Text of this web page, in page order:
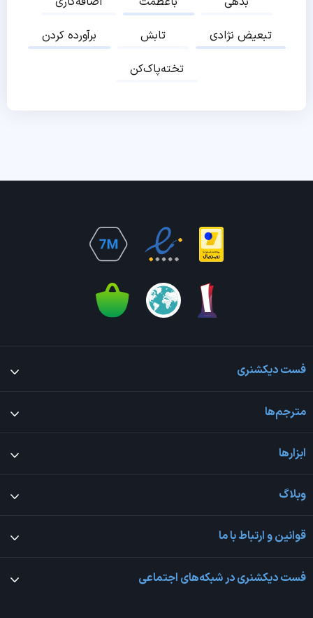
برآورده کردن
تابش
تبعیض نژادی
تخته‌پاک‌کن
فست دیکشنری
مترجم‌ها
ابزارها
وبلاگ
قوانین و ارتباط با ما
فست دیکشنری در شبکه‌های اجتماعی